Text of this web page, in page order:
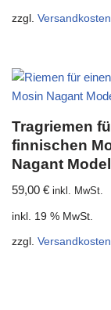
zzgl. Versandkosten
Tragriemen
finnischen
Nagant
59,00 € inkl. MwSt.
inkl. 19 % MwSt.
zzgl. Versandkosten